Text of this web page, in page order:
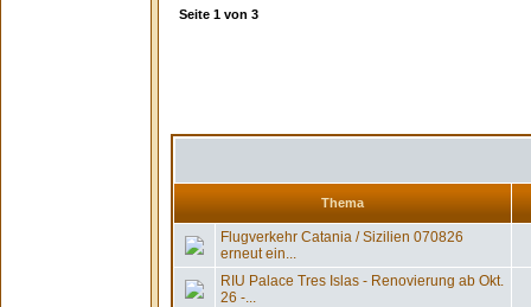
Seite 1 von 3
Thema
Flugverkehr Catania / Sizilien 070826
erneut ein...
RIU Palace Tres Islas - Renovierung ab Okt.
26 -...